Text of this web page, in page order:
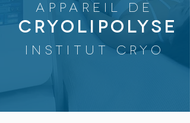
APPAREIL DE
CRYOLIPOLYSE
INSTITUT CRYO